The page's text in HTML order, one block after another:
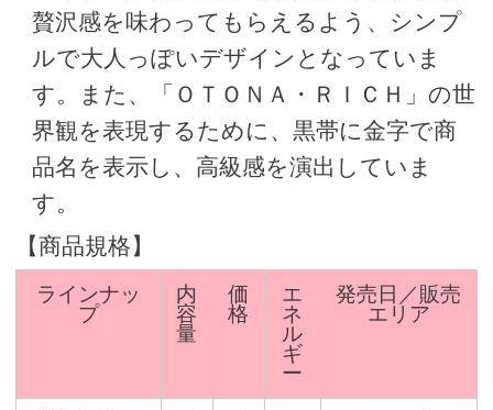
贅沢感を味わってもらえるよう、シンプ
ルで大人っぽいデザインとなっていま
す。また、「ＯＴＯＮＡ・ＲＩＣＨ」の世
界観を表現するために、黒帯に金字で商
品名を表示し、高級感を演出していま
す。
【商品規格】
ラインナッ
プ
内
容
量
価
格
エ
ネ
ル
ギ
ー
発売日／販売
エリア